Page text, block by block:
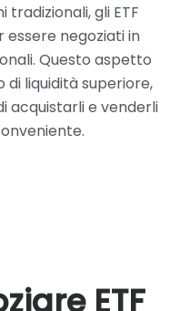
gli ETF
negoziati in
Questo aspetto
liquidità superiore,
acquistarli e venderli
ETF